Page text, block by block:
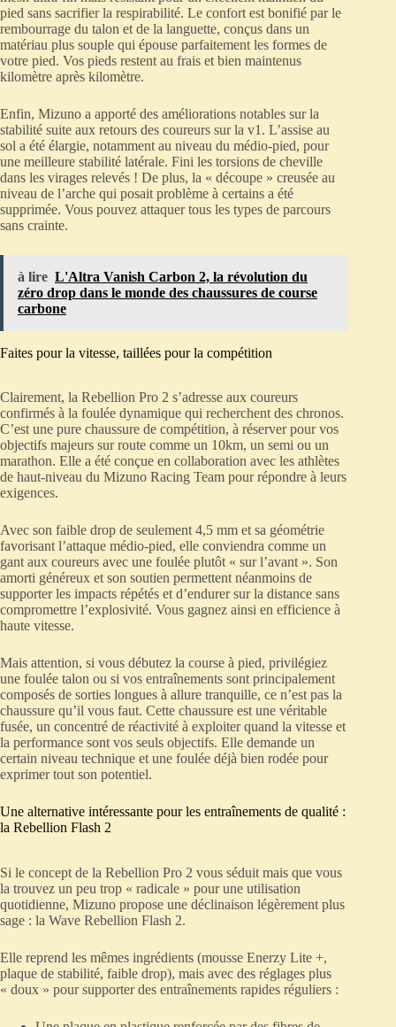
pied sans sacrifier la respirabilité. Le confort est bonifié par le
rembourrage du talon et de la languette, conçus dans un
matériau plus souple qui épouse parfaitement les formes de
votre pied. Vos pieds restent au frais et bien maintenus
kilomètre après kilomètre.
Enfin, Mizuno a apporté des améliorations notables sur la
stabilité suite aux retours des coureurs sur la v1. L’assise au
sol a été élargie, notamment au niveau du médio-pied, pour
une meilleure stabilité latérale. Fini les torsions de cheville
dans les virages relevés ! De plus, la « découpe » creusée au
niveau de l’arche qui posait problème à certains a été
supprimée. Vous pouvez attaquer tous les types de parcours
sans crainte.
à lire L'Altra Vanish Carbon 2, la révolution du
zéro drop dans le monde des chaussures de course
carbone
Faites pour la vitesse, taillées pour la compétition
Clairement, la Rebellion Pro 2 s’adresse aux coureurs
confirmés à la foulée dynamique qui recherchent des chronos.
C’est une pure chaussure de compétition, à réserver pour vos
objectifs majeurs sur route comme un 10km, un semi ou un
marathon. Elle a été conçue en collaboration avec les athlètes
de haut-niveau du Mizuno Racing Team pour répondre à leurs
exigences.
Avec son faible drop de seulement 4,5 mm et sa géométrie
favorisant l’attaque médio-pied, elle conviendra comme un
gant aux coureurs avec une foulée plutôt « sur l’avant ». Son
amorti généreux et son soutien permettent néanmoins de
supporter les impacts répétés et d’endurer sur la distance sans
compromettre l’explosivité. Vous gagnez ainsi en efficience à
haute vitesse.
Mais attention, si vous débutez la course à pied, privilégiez
une foulée talon ou si vos entraînements sont principalement
composés de sorties longues à allure tranquille, ce n’est pas la
chaussure qu’il vous faut. Cette chaussure est une véritable
fusée, un concentré de réactivité à exploiter quand la vitesse et
la performance sont vos seuls objectifs. Elle demande un
certain niveau technique et une foulée déjà bien rodée pour
exprimer tout son potentiel.
Une alternative intéressante pour les entraînements de qualité :
la Rebellion Flash 2
Si le concept de la Rebellion Pro 2 vous séduit mais que vous
la trouvez un peu trop « radicale » pour une utilisation
quotidienne, Mizuno propose une déclinaison légèrement plus
sage : la Wave Rebellion Flash 2.
Elle reprend les mêmes ingrédients (mousse Enerzy Lite +,
plaque de stabilité, faible drop), mais avec des réglages plus
« doux » pour supporter des entraînements rapides réguliers :